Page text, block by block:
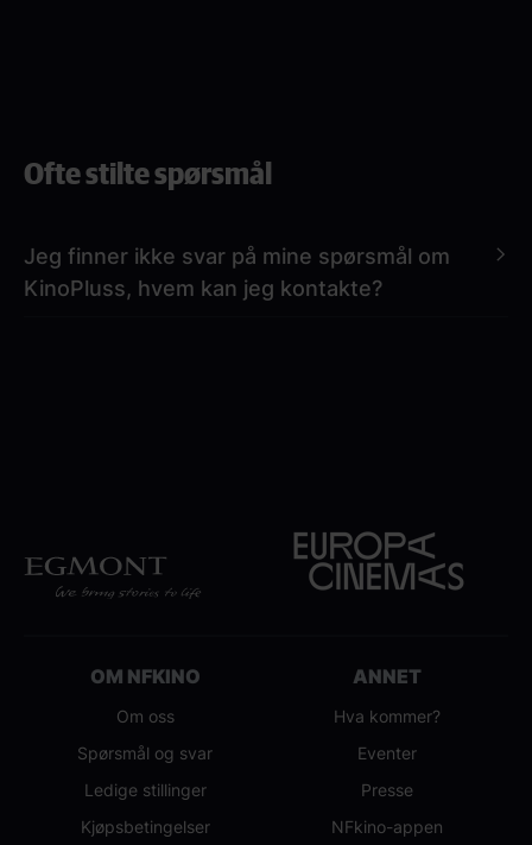
Ofte stilte spørsmål
Jeg finner ikke svar på mine spørsmål om
KinoPluss, hvem kan jeg kontakte?
OM NFKINO
Om oss
Spørsmål og svar
Ledige stillinger
Kjøpsbetingelser
ANNET
Hva kommer?
Eventer
Presse
NFkino-appen